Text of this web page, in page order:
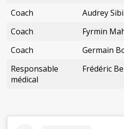
Coach
Audrey
Coach
Fyrmin
Coach
Germain
Responsable
médical
Frédéric